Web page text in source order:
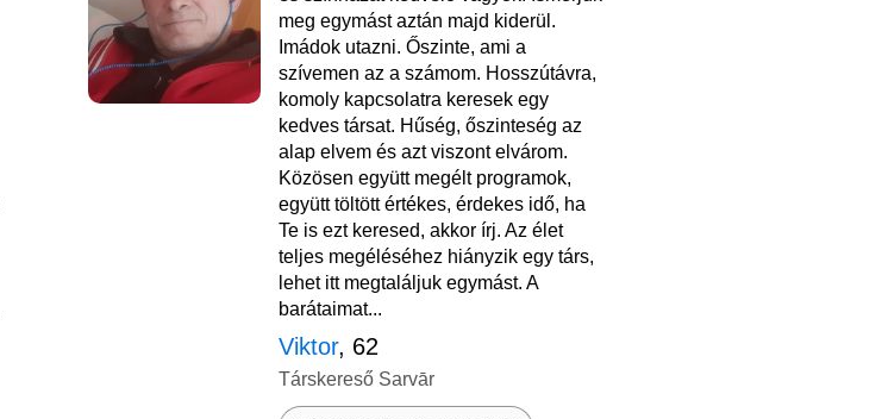
meg egymást aztán majd kiderül.
Imádok utazni. Őszinte, ami a
szívemen az a számom. Hosszútávra,
komoly kapcsolatra keresek egy
kedves társat. Hűség, őszinteség az
alap elvem és azt viszont elvárom.
Közösen együtt megélt programok,
együtt töltött értékes, érdekes idő, ha
Te is ezt keresed, akkor írj. Az élet
teljes megéléséhez hiányzik egy társ,
lehet itt megtaláljuk egymást. A
barátaimat...
Viktor, 62
Társkereső Sarvār